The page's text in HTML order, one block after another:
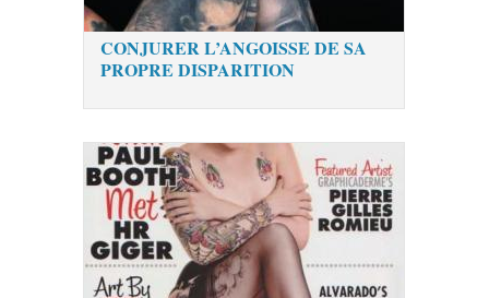
CONJURER L’ANGOISSE DE SA
PROPRE DISPARITION